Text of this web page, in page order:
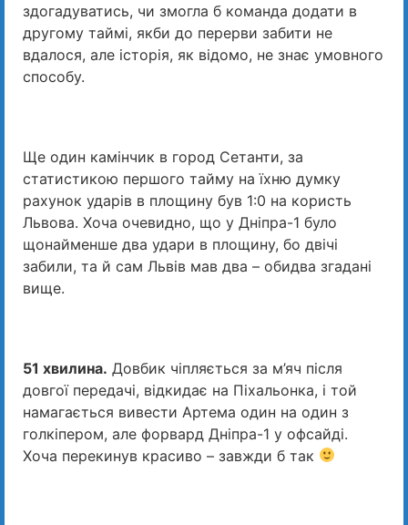
здогадуватись, чи змогла б команда додати в
другому таймі, якби до перерви забити не
вдалося, але історія, як відомо, не знає умовного
способу.
Ще один камінчик в город Сетанти, за
статистикою першого тайму на їхню думку
рахунок ударів в площину був 1:0 на користь
Львова. Хоча очевидно, що у Дніпра-1 було
щонайменше два удари в площину, бо двічі
забили, та й сам Львів мав два – обидва згадані
вище.
51 хвилина. Довбик чіпляється за м’яч після
довгої передачі, відкидає на Піхальонка, і той
намагається вивести Артема один на один з
голкіпером, але форвард Дніпра-1 у офсайді.
Хоча перекинув красиво – завжди б так